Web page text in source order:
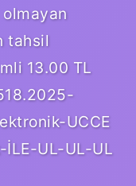
tahsil
13.00 TL
UCCE
İLE-UL-UL-UL